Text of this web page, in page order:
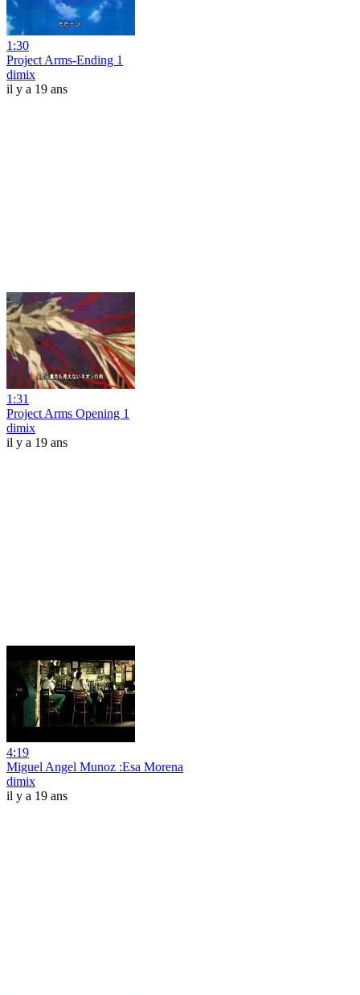
1:30
Project Arms-Ending 1
dimix
il y a 19 ans
1:31
Project Arms Opening 1
dimix
il y a 19 ans
4:19
Miguel Angel Munoz :Esa Morena
dimix
il y a 19 ans